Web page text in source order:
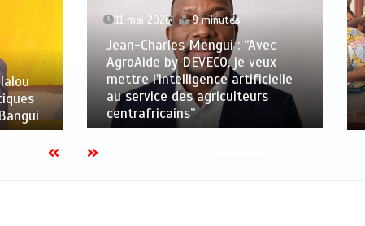
11 mai 2026 9 minutes
Jean-Charles Mengui : “Avec
AgroAide by DEVECO, je veux
mettre l’intelligence artificielle
au service des agriculteurs
centrafricains”